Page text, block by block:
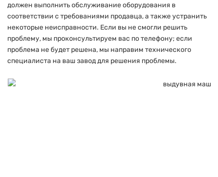
должен выполнить обслуживание оборудования в
соответствии с требованиями продавца, а также устранить
некоторые неисправности. Если вы не смогли решить
проблему, мы проконсультируем вас по телефону; если
проблема не будет решена, мы направим технического
специалиста на ваш завод для решения проблемы.